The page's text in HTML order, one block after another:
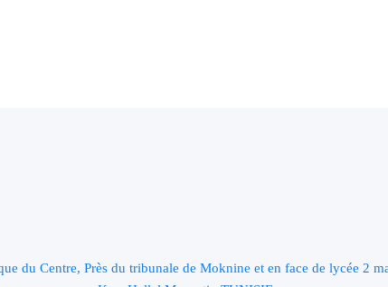
du Centre, Près du tribunale de Moknine et en face de lycée 2